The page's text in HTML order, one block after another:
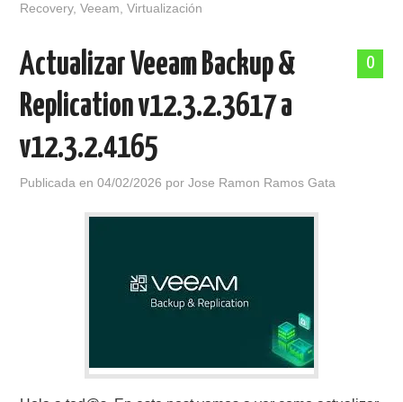
Recovery,Veeam ,Virtualización
0
Actualizar Veeam Backup &
Replication v12.3.2.3617 a
v12.3.2.4165
Publicada en04/02/2026 porJose Ramon Ramos Gata